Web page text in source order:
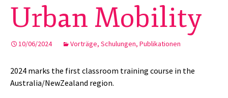
Urban Mobility
10/06/2024 Vorträge, Schulungen, Publikationen
2024 marks the first classroom training course in the
Australia/NewZealand region.